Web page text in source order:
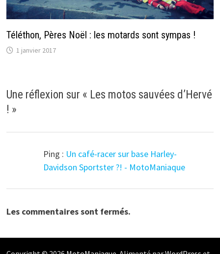
Téléthon, Pères Noël : les motards sont sympas !
1 janvier 2017
Une réflexion sur « Les motos sauvées d’Hervé
! »
Ping : Un café-racer sur base Harley-
Davidson Sportster ?! - MotoManiaque
Les commentaires sont fermés.